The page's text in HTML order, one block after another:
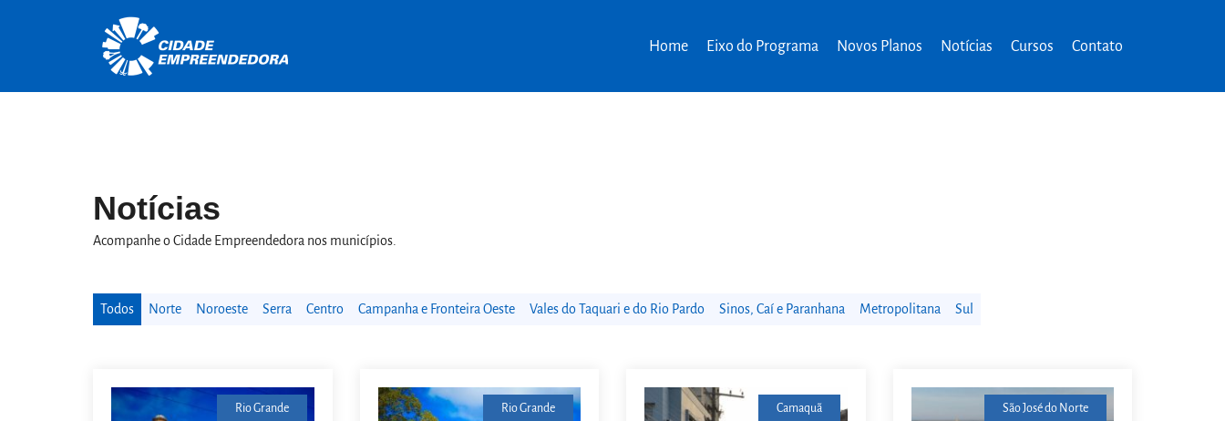
Home Eixo do Programa Novos Planos Notícias Cursos Contato
Notícias
Acompanhe o Cidade Empreendedora nos municípios.
Todos Norte Noroeste Serra Centro Campanha e Fronteira Oeste Vales do Taquari e do Rio Pardo Sinos, Caí e Paranhana Metropolitana Sul
Rio Grande Rio Grande Camaquã São José do Norte